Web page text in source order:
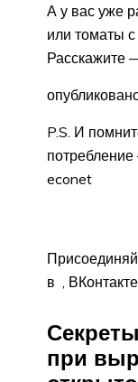
А у вас уже
или томаты с
Расскажите
P.S. И
econet
в ,
при